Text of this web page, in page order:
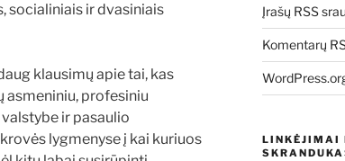
socialiniais ir dvasiniais
klausimų apie tai, kas
asmeniniu, profesiniu
ir pasaulio
lygmenyse į kai kuriuos
Įrašų RSS
Komentarų
LINKĖJIMAI